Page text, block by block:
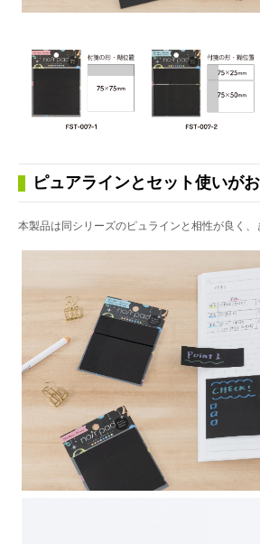
ピュアラインとセット使いが
本製品は同シリーズのピュラインと相性が良く、